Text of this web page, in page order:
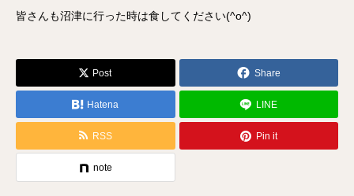
皆さんも沼津に行った時は食してください(^o^)
Post Share
Hatena LINE
RSS Pin it
note